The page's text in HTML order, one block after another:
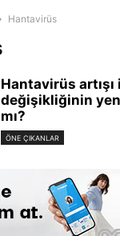
Hantavirüs
Hantavirüs artışı
değişikliğinin yeni
mı?
ÖNE ÇIKANLAR